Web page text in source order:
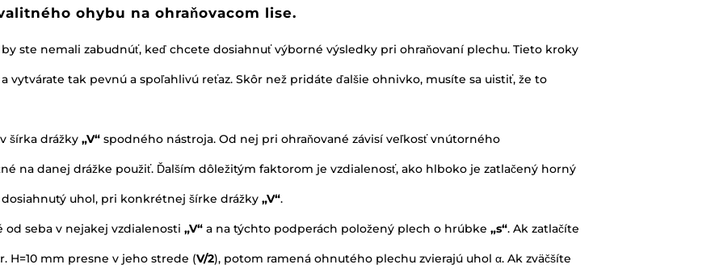
ohybu na ohraňovacom lise.
ste nemali zabudnúť, keď chcete dosiahnuť výborné výsledky pri ohraňovaní plechu. Tieto kroky
vytvárate tak pevnú a spoľahlivú reťaz. Skôr než pridáte ďalšie ohnivko, musíte sa uistiť, že to
šírka drážky„V“spodného nástroja. Od nej pri ohraňované závisí veľkosť vnútorného
na danej drážke použiť. Ďalším dôležitým faktorom je vzdialenosť, ako hlboko je zatlačený horný
uhol, pri konkrétnej šírke drážky„V“.
od seba v nejakej vzdialenosti„V“a na týchto podperách položený plech o hrúbke„s“. Ak zatlačíte
H=10 mm presne v jeho strede (V/2), potom ramená ohnutého plechu zvierajú uhol α. Ak zväčšíte